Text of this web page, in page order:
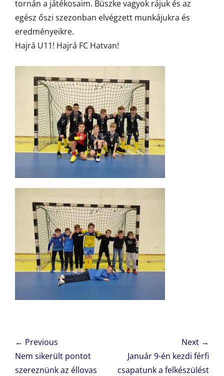
tornán a játékosaim. Büszke vagyok rájuk és az
egész őszi szezonban elvégzett munkájukra és
eredményeikre.
Hajrá U11! Hajrá FC Hatvan!
Bejegyzés
navigáció
← Previous
Previous
post:
Nem sikerült pontot
szereznünk az éllovas
Next →
Next
post:
Január 9-én kezdi férfi
csapatunk a felkészülést